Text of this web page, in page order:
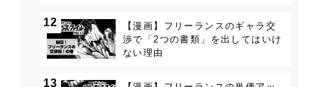
12
【漫画】フリーランスのギャラ交
渉で「2つの書類」を出してはいけ
ない理由
13